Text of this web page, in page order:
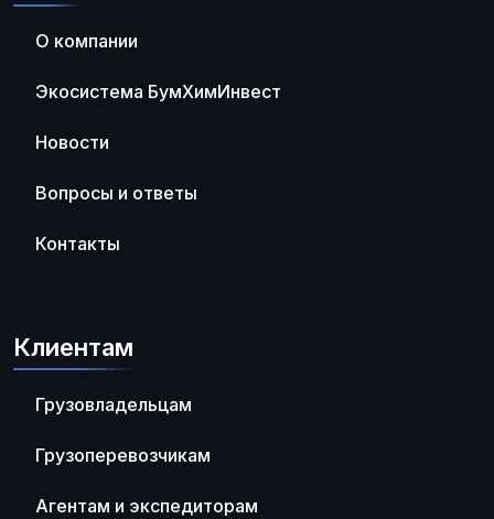
О компании
Экосистема БумХимИнвест
Новости
Вопросы и ответы
Контакты
Клиентам
Грузовладельцам
Грузоперевозчикам
Агентам и экспедиторам